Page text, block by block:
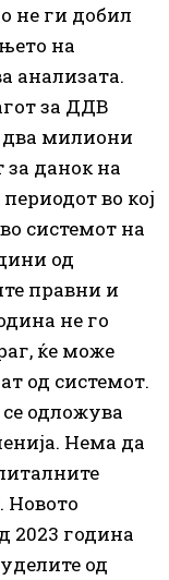
не ги добил
на
анализата.
за ДДВ
два милиони
за данок на
во кој
системот на
од
правни и
не го
ќе може
од системот.
одложува
Нема да
Новото
2023 година
од